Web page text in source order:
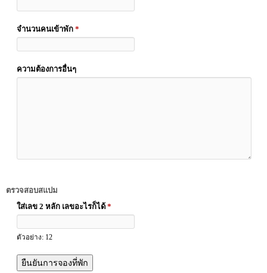
จำนวนคนเข้าพัก *
ความต้องการอื่นๆ
ตรวจสอบสแปม
ใส่เลข 2 หลัก เลขอะไรก็ได้ *
ตัวอย่าง: 12